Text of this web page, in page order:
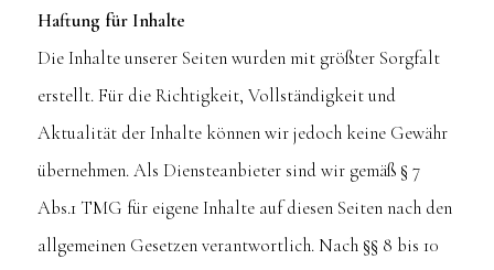
Haftung für Inhalte
Die Inhalte unserer Seiten wurden mit größter Sorgfalt
erstellt. Für die Richtigkeit, Vollständigkeit und
Aktualität der Inhalte können wir jedoch keine Gewähr
übernehmen. Als Diensteanbieter sind wir gemäß § 7
Abs.1 TMG für eigene Inhalte auf diesen Seiten nach den
allgemeinen Gesetzen verantwortlich. Nach §§ 8 bis 10